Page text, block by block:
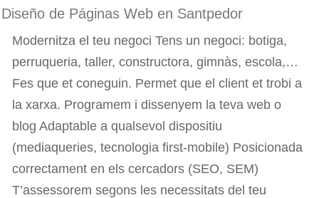
Diseño de Páginas Web en Santpedor
Modernitza el teu negoci Tens un negoci: botiga,
perruqueria, taller, constructora, gimnàs, escola,…
Fes que et coneguin. Permet que el client et trobi a
la xarxa. Programem i dissenyem la teva web o
blog Adaptable a qualsevol dispositiu
(mediaqueries, tecnologia first-mobile) Posicionada
correctament en els cercadors (SEO, SEM)
T’assessorem segons les necessitats del teu